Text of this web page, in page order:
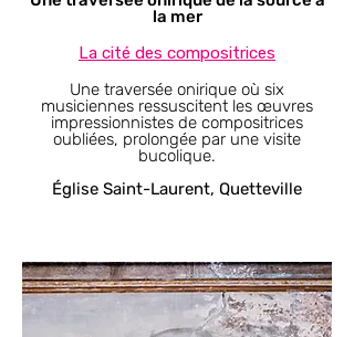
la mer
La cité des compositrices​
Une traversée onirique où six
musiciennes ressuscitent les œuvres
impressionnistes de compositrices
oubliées, prolongée par une visite
bucolique.
Église Saint-Laurent, Quetteville